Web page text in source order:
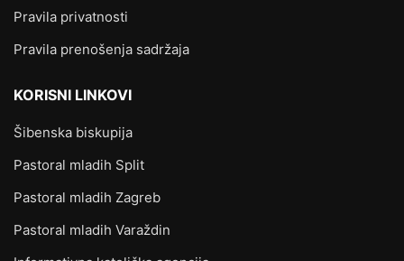
Pravila privatnosti
Pravila prenošenja sadržaja
KORISNI LINKOVI
Šibenska biskupija
Pastoral mladih Split
Pastoral mladih Zagreb
Pastoral mladih Varaždin